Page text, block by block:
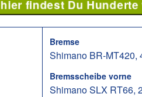
hier findest Du
Bremse
Shimano BR-MT420,
Bremsscheibe vorne
Shimano SLX RT66,